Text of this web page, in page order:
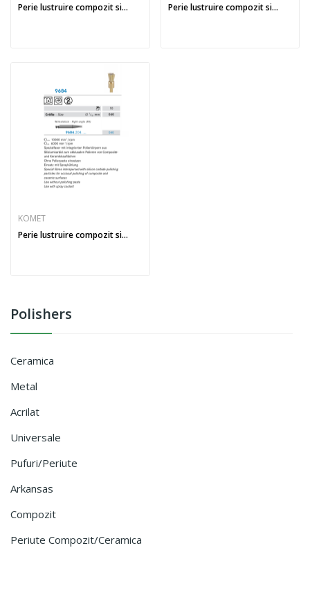
Polishers
Ceramica
Metal
Acrilat
Universale
Pufuri/periute
Arkansas
Compozit
Periute Compozit/ceramica
Perie lustruire compozit si...
Perie lustruire compozit si...
KOMET
Perie lustruire compozit si...